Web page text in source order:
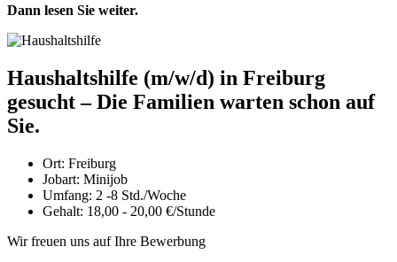
Dann lesen Sie weiter.
Haushaltshilfe (m/w/d) in Freiburg
gesucht – Die Familien warten schon auf
Sie.
Ort: Freiburg
Jobart: Minijob
Umfang: 2 -8 Std./Woche
Gehalt: 18,00 - 20,00 €/Stunde
Wir freuen uns auf Ihre Bewerbung